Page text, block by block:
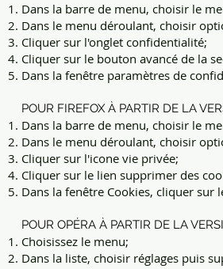
Dans la barre de menu, choisir le
Dans le menu déroulant, choisir
Cliquer sur l'onglet confidentialité;
Cliquer sur le bouton avancé de la
Dans la fenêtre paramètres de
POUR FIREFOX À PARTIR DE LA
Dans la barre de menu, choisir le
Dans le menu déroulant, choisir
Cliquer sur l'icone vie privée;
Cliquer sur le lien supprimer des
Dans la fenêtre Cookies, cliquer
POUR OPÉRA À PARTIR DE LA
Choisissez le menu;
Dans la liste, choisir réglages puis